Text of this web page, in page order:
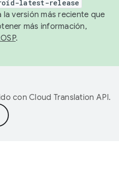
latest-release
versión más reciente que
más información,
.
con Cloud Translation API.